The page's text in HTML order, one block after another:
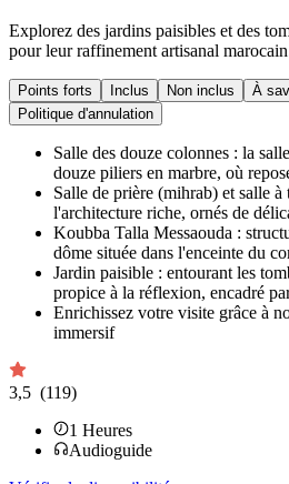
Explorez des jardins paisibles et des
pour leur raffinement artisanal
Points forts Inclus Non inclus
À
Politique d'annulation
Salle des douze colonnes : la
douze piliers en marbre, où
Salle de prière (mihrab) et salle à
l'architecture riche, ornés de
Koubba Talla Messaouda :
dôme située dans l'enceinte du
Jardin paisible : entourant les
propice à la réflexion, encadré
Enrichissez votre visite grâce à
immersif
3,5 (119)
1 Heures
Audioguide